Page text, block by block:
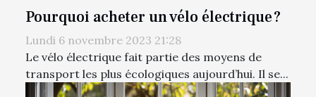
Pourquoi acheter un vélo électrique ?
Lundi 6 novembre 2023 21:28
Le vélo électrique fait partie des moyens de
transport les plus écologiques aujourd’hui. Il se...